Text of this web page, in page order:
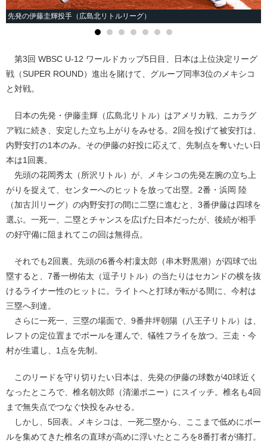
先発の伊藤圭輝投手（広島北リトルリーグ）
第3回 WBSC U-12 ワールドカップ5日目、日本は上位決定リーグ
戦（SUPER ROUND）進出を賭けて、グループ同率3位のメキシコ
と対戦。
日本の先発・伊藤圭輝（広島北リトル）はアメリカ戦、ニカラグ
ア戦に続き、安定した立ち上がりをみせる。2回を投げて被安打は、
内野安打の1本のみ。その伊藤の好投に応えて、先制点を奪いたい日
本は1回裏。
先頭の花岡秀太（所沢リトル）が、メキシコの先発左腕の立ち上
がりを捉えて、センターへのヒットを放って出塁。2番・浜岡 陸
（加古川リーグ）の内野安打の間に二塁に進むと、3番伊藤は四球を
選ぶ。一死一、二塁とチャンスを広げた日本だったが、後続が相手
の好守備に阻まれてこの回は無得点。
それでも2回裏。先頭の6番今村凜太郎（串木野黒潮）が四球で出
塁すると、7番一栁佑太（逗子リトル）の当たりはセカンドの横を抜
けるライナー性のヒットに。ライトへと打球が転がる間に、今村は
三塁へ到達。
さらに一死一、三塁の場面で、9番井坪朝陽（八王子リトル）は、
レフトの定位置までボールを運んで、犠牲フライを放つ。三走・今
村が生還し、1点を先制。
このリードを守り切りたい日本は、先発の伊藤の球数が40球近く
なったところで、椎名朝次郎（清瀬ポニー）にスイッチ。椎名も4回
まで無失点でつなぐ快投をみせる。
しかし、5回表。メキシコは、一死二塁から、ここまで低めにボー
ルを集めてきた椎名の直球が高めに浮いたところを8番打者が痛打。